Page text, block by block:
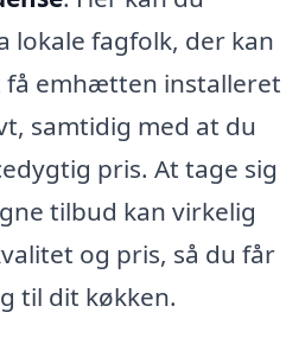
lokale fagfolk, der kan
emhætten installeret
samtidig med at du
pris. At tage sig
tilbud kan virkelig
og pris, så du får
til dit køkken.